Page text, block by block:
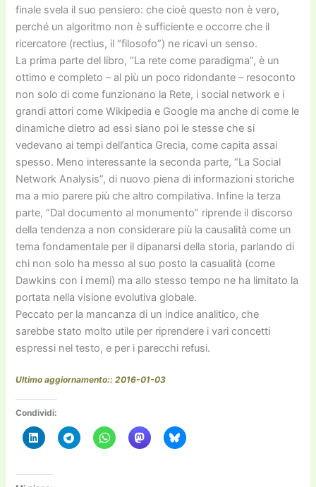
finale svela il suo pensiero: che cioè questo non è vero,
perché un algoritmo non è sufficiente e occorre che il
ricercatore (rectius, il “filosofo”) ne ricavi un senso.
La prima parte del libro, “La rete come paradigma”, è un
ottimo e completo – al più un poco ridondante – resoconto
non solo di come funzionano la Rete, i social network e i
grandi attori come Wikipedia e Google ma anche di come le
dinamiche dietro ad essi siano poi le stesse che si
vedevano ai tempi dell’antica Grecia, come capita assai
spesso. Meno interessante la seconda parte, “La Social
Network Analysis”, di nuovo piena di informazioni storiche
ma a mio parere più che altro compilativa. Infine la terza
parte, “Dal documento al monumento” riprende il discorso
della tendenza a non considerare più la causalità come un
tema fondamentale per il dipanarsi della storia, parlando di
chi non solo ha messo al suo posto la casualità (come
Dawkins con i memi) ma allo stesso tempo ne ha limitato la
portata nella visione evolutiva globale.
Peccato per la mancanza di un indice analitico, che
sarebbe stato molto utile per riprendere i vari concetti
espressi nel testo, e per i parecchi refusi.
Ultimo aggiornamento:: 2016-01-03
Condividi: